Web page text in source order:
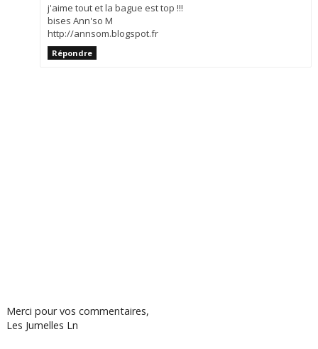
j'aime tout et la bague est top !!!
bises Ann'so M
http://annsom.blogspot.fr
Répondre
Merci pour vos commentaires,
Les Jumelles Ln